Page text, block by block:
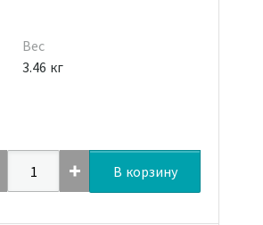
Вес
3.46 кг
В корзину